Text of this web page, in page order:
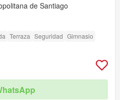
de Santiago
Terraza Seguridad Gimnasio